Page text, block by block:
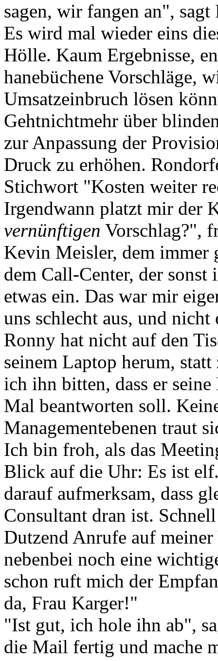
sagen, wir fangen an",
Es wird mal wieder eins
Hölle. Kaum Ergebnisse,
hanebüchene Vorschläge,
Umsatzeinbruch lösen
Gehtnichtmehr über
zur Anpassung der
Druck zu erhöhen.
Stichwort "Kosten weiter
Irgendwann platzt mir der
vernünftigen Vorschlag?",
Kevin Meisler, dem immer
dem Call-Center, der sonst
etwas ein. Das war mir
uns schlecht aus, und nicht
Ronny hat nicht auf den
seinem Laptop herum,
ich ihn bitten, dass er
Mal beantworten soll.
Managementebenen traut
Ich bin froh, als das
Blick auf die Uhr: Es ist
darauf aufmerksam, dass
Consultant dran ist.
Dutzend Anrufe auf
nebenbei noch eine
schon ruft mich der
da, Frau Karger!"
"Ist gut, ich hole ihn ab",
die Mail fertig und mache